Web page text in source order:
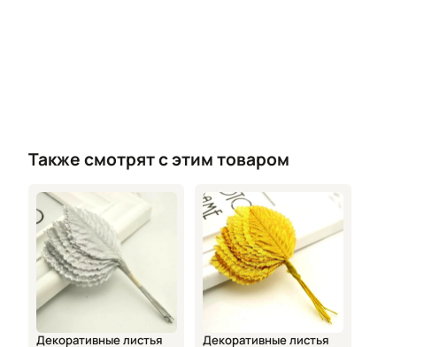
Также смотрят с этим товаром
Декоративные листья
Декоративные листья